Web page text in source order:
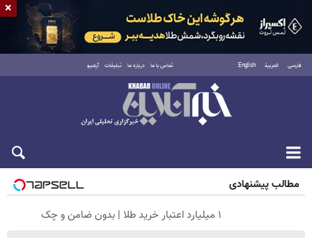
فارسی العربية English تماس با ما درباره ما تبلیغات آرشیو
جمعه ۱۶ مرداد ۱۴۰۵
مطالب پیشنهادی
۱ میلیارد اعتبار خرید طلا | بدون ضامن و چک
×